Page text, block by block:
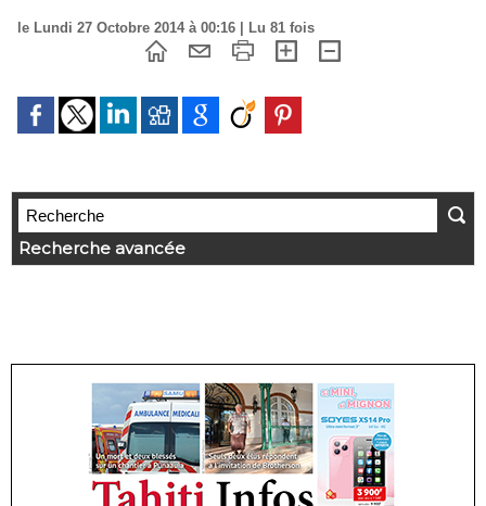
le Lundi 27 Octobre 2014 à 00:16 | Lu 81 fois
Recherche avancée